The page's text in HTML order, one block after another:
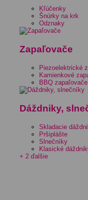
Kľúčenky
Šnúrky na krk
Odznaky
Zapaľovače
Piezoelektrické
Kamienkové
BBQ zapaľovače
Dáždniky,
Skladacie
Pršiplášte
Slnečníky
Klasické
+ 2 ďalšie